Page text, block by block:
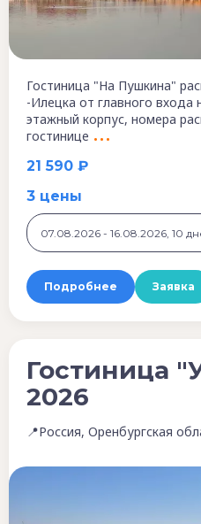
21 590 ₽
Гостиница "На Пушкина"
-Илецка от главного входа
этажный корпус, номера
гостинице
3 цены
Подробнее Заявка
Гостиница
2026
📍Россия, Оренбургская